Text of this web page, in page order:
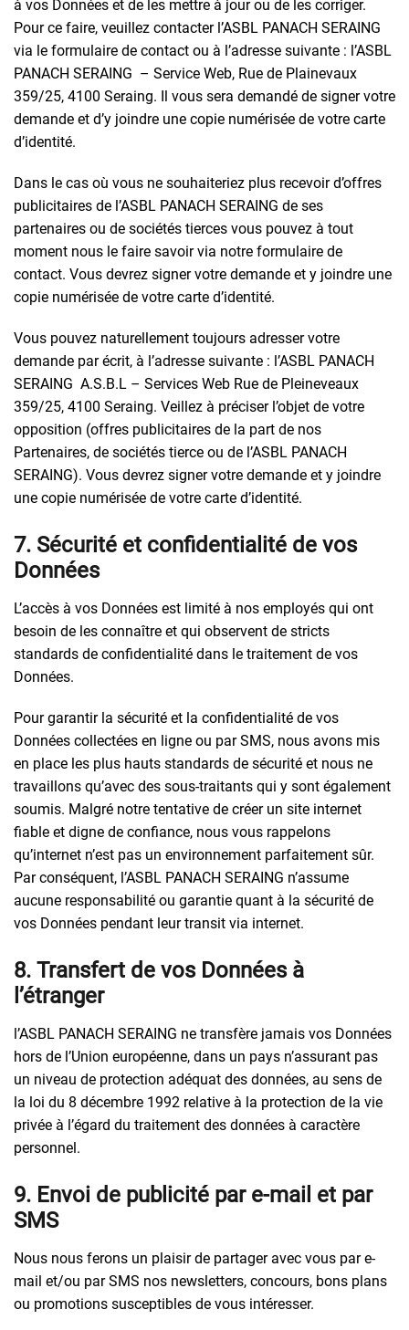
à vos Données et de les mettre à jour ou de les corriger.
Pour ce faire, veuillez contacter l’ASBL PANACH SERAING
via le formulaire de contact ou à l’adresse suivante : l’ASBL
PANACH SERAING – Service Web, Rue de Plainevaux
359/25, 4100 Seraing. Il vous sera demandé de signer votre
demande et d’y joindre une copie numérisée de votre carte
d’identité.
Dans le cas où vous ne souhaiteriez plus recevoir d’offres
publicitaires de l’ASBL PANACH SERAING de ses
partenaires ou de sociétés tierces vous pouvez à tout
moment nous le faire savoir via notre formulaire de
contact. Vous devrez signer votre demande et y joindre une
copie numérisée de votre carte d’identité.
Vous pouvez naturellement toujours adresser votre
demande par écrit, à l’adresse suivante : l’ASBL PANACH
SERAING A.S.B.L – Services Web Rue de Pleineveaux
359/25, 4100 Seraing. Veillez à préciser l’objet de votre
opposition (offres publicitaires de la part de nos
Partenaires, de sociétés tierce ou de l’ASBL PANACH
SERAING). Vous devrez signer votre demande et y joindre
une copie numérisée de votre carte d’identité.
7. Sécurité et confidentialité de vos
Données
L’accès à vos Données est limité à nos employés qui ont
besoin de les connaître et qui observent de stricts
standards de confidentialité dans le traitement de vos
Données.
Pour garantir la sécurité et la confidentialité de vos
Données collectées en ligne ou par SMS, nous avons mis
en place les plus hauts standards de sécurité et nous ne
travaillons qu’avec des sous-traitants qui y sont également
soumis. Malgré notre tentative de créer un site internet
fiable et digne de confiance, nous vous rappelons
qu’internet n’est pas un environnement parfaitement sûr.
Par conséquent, l’ASBL PANACH SERAING n’assume
aucune responsabilité ou garantie quant à la sécurité de
vos Données pendant leur transit via internet.
8. Transfert de vos Données à
l’étranger
l’ASBL PANACH SERAING ne transfère jamais vos Données
hors de l’Union européenne, dans un pays n’assurant pas
un niveau de protection adéquat des données, au sens de
la loi du 8 décembre 1992 relative à la protection de la vie
privée à l’égard du traitement des données à caractère
personnel.
9. Envoi de publicité par e-mail et par
SMS
Nous nous ferons un plaisir de partager avec vous par e-
mail et/ou par SMS nos newsletters, concours, bons plans
ou promotions susceptibles de vous intéresser.